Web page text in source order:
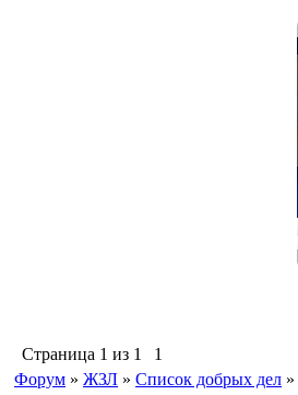
Страница 1 из 1
1
Форум » ЖЗЛ » Список добрых дел »